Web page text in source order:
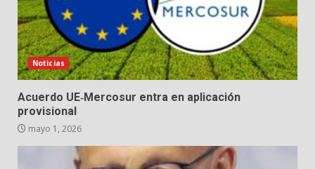
Noticias
Acuerdo UE‑Mercosur entra en aplicación
provisional
mayo 1, 2026